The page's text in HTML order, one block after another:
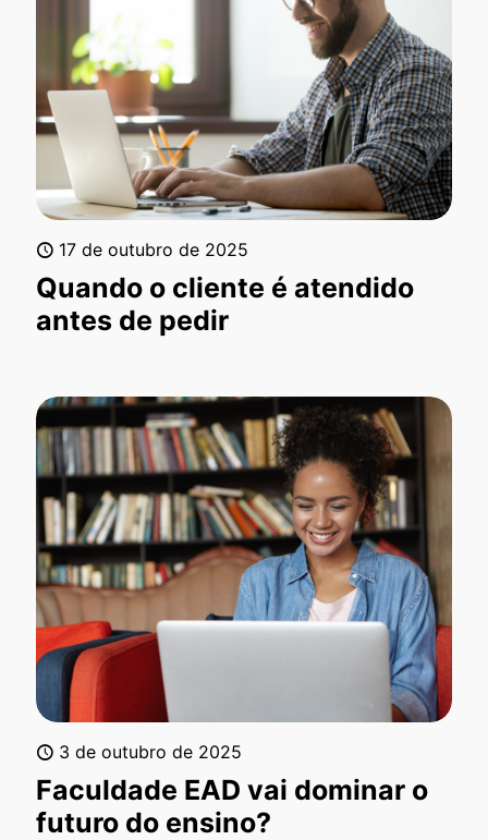
17 de outubro de 2025
Quando o cliente é atendido
antes de pedir
3 de outubro de 2025
Faculdade EAD vai dominar o
futuro do ensino?